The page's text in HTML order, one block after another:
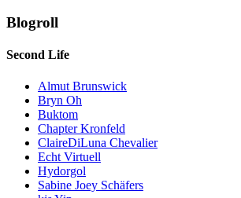
Blogroll
Second Life
Almut Brunswick
Bryn Oh
Buktom
Chapter Kronfeld
ClaireDiLuna Chevalier
Echt Virtuell
Hydorgol
Sabine Joey Schäfers